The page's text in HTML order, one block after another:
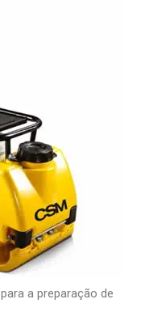
para a preparação de